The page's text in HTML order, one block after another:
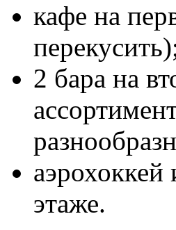
кафе на
2 бара на
этаже.